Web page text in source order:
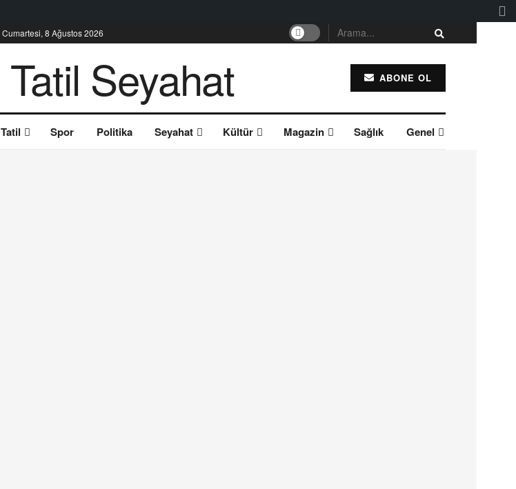
Cumartesi, 8 Ağustos 2026
ABONE OL
Tatil Spor Politika Seyahat Kültür Magazin Sağlık Genel